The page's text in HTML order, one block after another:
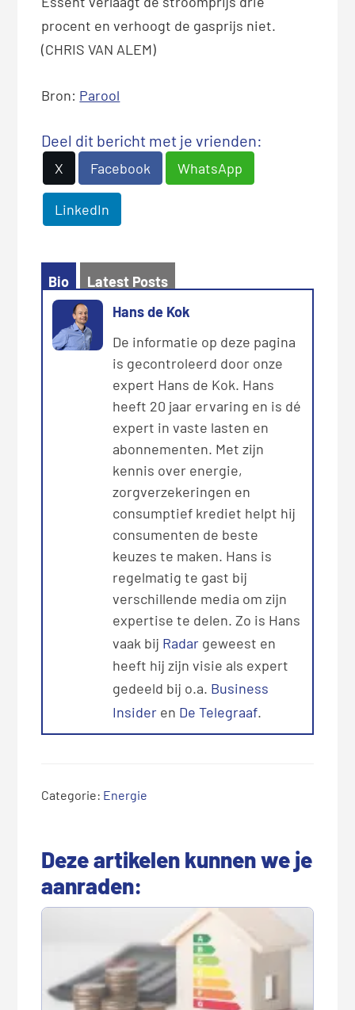
procent en verhoogt de gasprijs niet.
(CHRIS VAN ALEM)
Bron: Parool
Deel dit bericht met je vrienden:
X Facebook WhatsApp
LinkedIn
Bio
Latest Posts
Hans de Kok
De informatie op deze pagina
is gecontroleerd door onze
expert Hans de Kok. Hans
heeft 20 jaar ervaring en is dé
expert in vaste lasten en
abonnementen. Met zijn
kennis over energie,
zorgverzekeringen en
consumptief krediet helpt hij
consumenten de beste
keuzes te maken. Hans is
regelmatig te gast bij
verschillende media om zijn
expertise te delen. Zo is Hans
vaak bij Radar geweest en
heeft hij zijn visie als expert
gedeeld bij o.a. Business
Insider en De Telegraaf.
Categorie: Energie
Deze artikelen kunnen we je
aanraden: